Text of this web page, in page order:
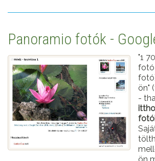
Panoramio fotók -
"1
fotó
ön"
-